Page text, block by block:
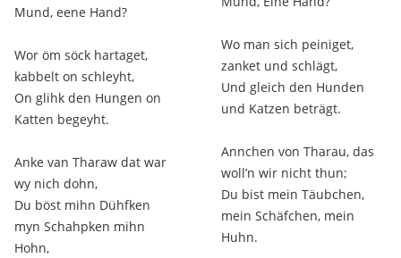
Mund, eene Hand?
Wor öm söck hartaget,
kabbelt on schleyht,
On glihk den Hungen on
Katten begeyht.
Anke van Tharaw dat war
wy nich dohn,
Du böst mihn Dühfken
myn Schahpken mihn
Hohn,
Wo man sich peiniget,
zanket und schlägt,
Und gleich den Hunden
und Katzen beträgt.
Annchen von Tharau, das
woll’n wir nicht thun;
Du bist mein Täubchen,
mein Schäfchen, mein
Huhn.